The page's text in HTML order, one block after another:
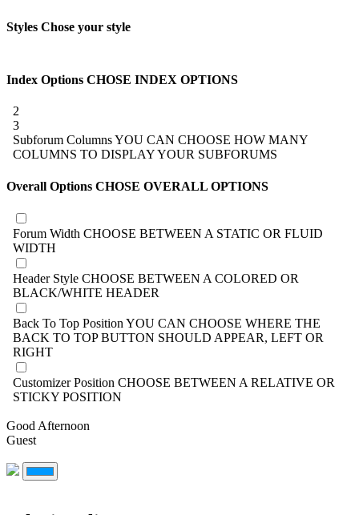
Styles Chose your style
Index Options CHOSE INDEX OPTIONS
2
3
Subforum ColumnsYOU CAN CHOOSE HOW MANY
COLUMNS TO DISPLAY YOUR SUBFORUMS
Overall Options CHOSE OVERALL OPTIONS
Forum Width CHOOSE BETWEEN A STATIC OR FLUID
WIDTH
Header Style CHOOSE BETWEEN A COLORED OR
BLACK/WHITE HEADER
Back To Top Position YOU CAN CHOOSE WHERE THE
BACK TO TOP BUTTON SHOULD APPEAR, LEFT OR
RIGHT
Customizer Position CHOOSE BETWEEN A RELATIVE OR
STICKY POSITION
Good Afternoon
Guest